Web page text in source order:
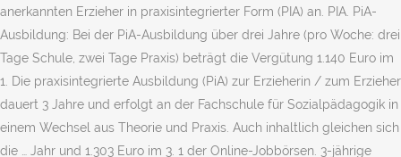
anerkannten Erzieher in praxisintegrierter Form (PIA) an. PIA. PiA-
Ausbildung: Bei der PiA-Ausbildung über drei Jahre (pro Woche: drei
Tage Schule, zwei Tage Praxis) beträgt die Vergütung 1.140 Euro im
1. Die praxisintegrierte Ausbildung (PiA) zur Erzieherin / zum Erzieher
dauert 3 Jahre und erfolgt an der Fachschule für Sozialpädagogik in
einem Wechsel aus Theorie und Praxis. Auch inhaltlich gleichen sich
die … Jahr und 1.303 Euro im 3. 1 der Online-Jobbörsen. 3-jährige